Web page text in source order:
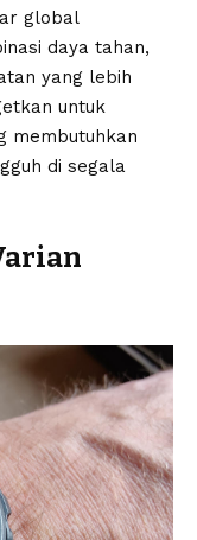
global
daya tahan,
yang lebih
untuk
membutuhkan
di segala